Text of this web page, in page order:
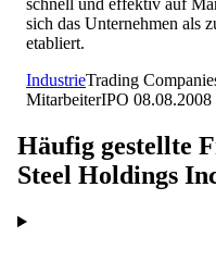
schnell und effektiv auf
sich das Unternehmen als
etabliert.
IndustrieTrading
MitarbeiterIPO 08.08.2008
Häufig gestellte
Steel Holdings